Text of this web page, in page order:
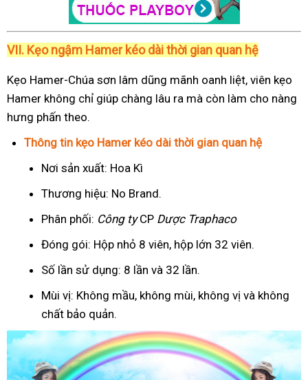
VII. Kẹo ngậm Hamer kéo dài thời gian quan hệ
Kẹo Hamer-Chúa sơn lâm dũng mãnh oanh liệt, viên kẹo
Hamer không chỉ giúp chàng lâu ra mà còn làm cho nàng
hưng phấn theo.
Thông tin kẹo Hamer kéo dài thời gian quan hệ
Nơi sản xuất: Hoa Kì
Thương hiệu: No Brand.
Phân phối: Công tyCP Dược Traphaco
Đóng gói: Hộp nhỏ 8 viên, hộp lớn 32 viên.
Số lần sử dụng: 8 lần và 32 lần.
Mùi vị: Không mầu, không mùi, không vị và không
chất bảo quản.